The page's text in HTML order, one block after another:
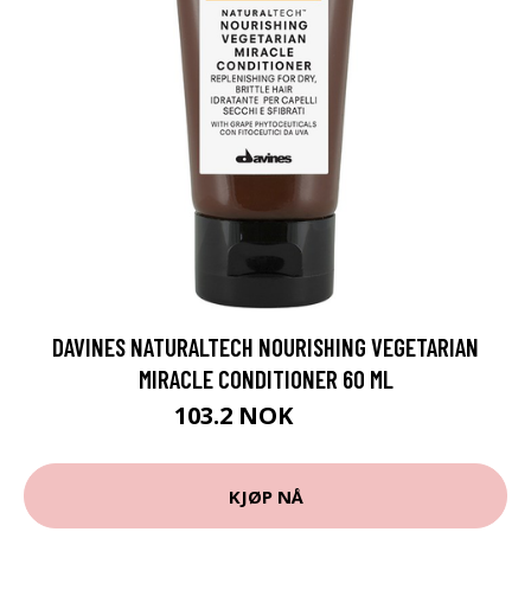
DAVINES NATURALTECH NOURISHING VEGETARIAN
MIRACLE CONDITIONER 60 ML
103.2 NOK
KJØP NÅ